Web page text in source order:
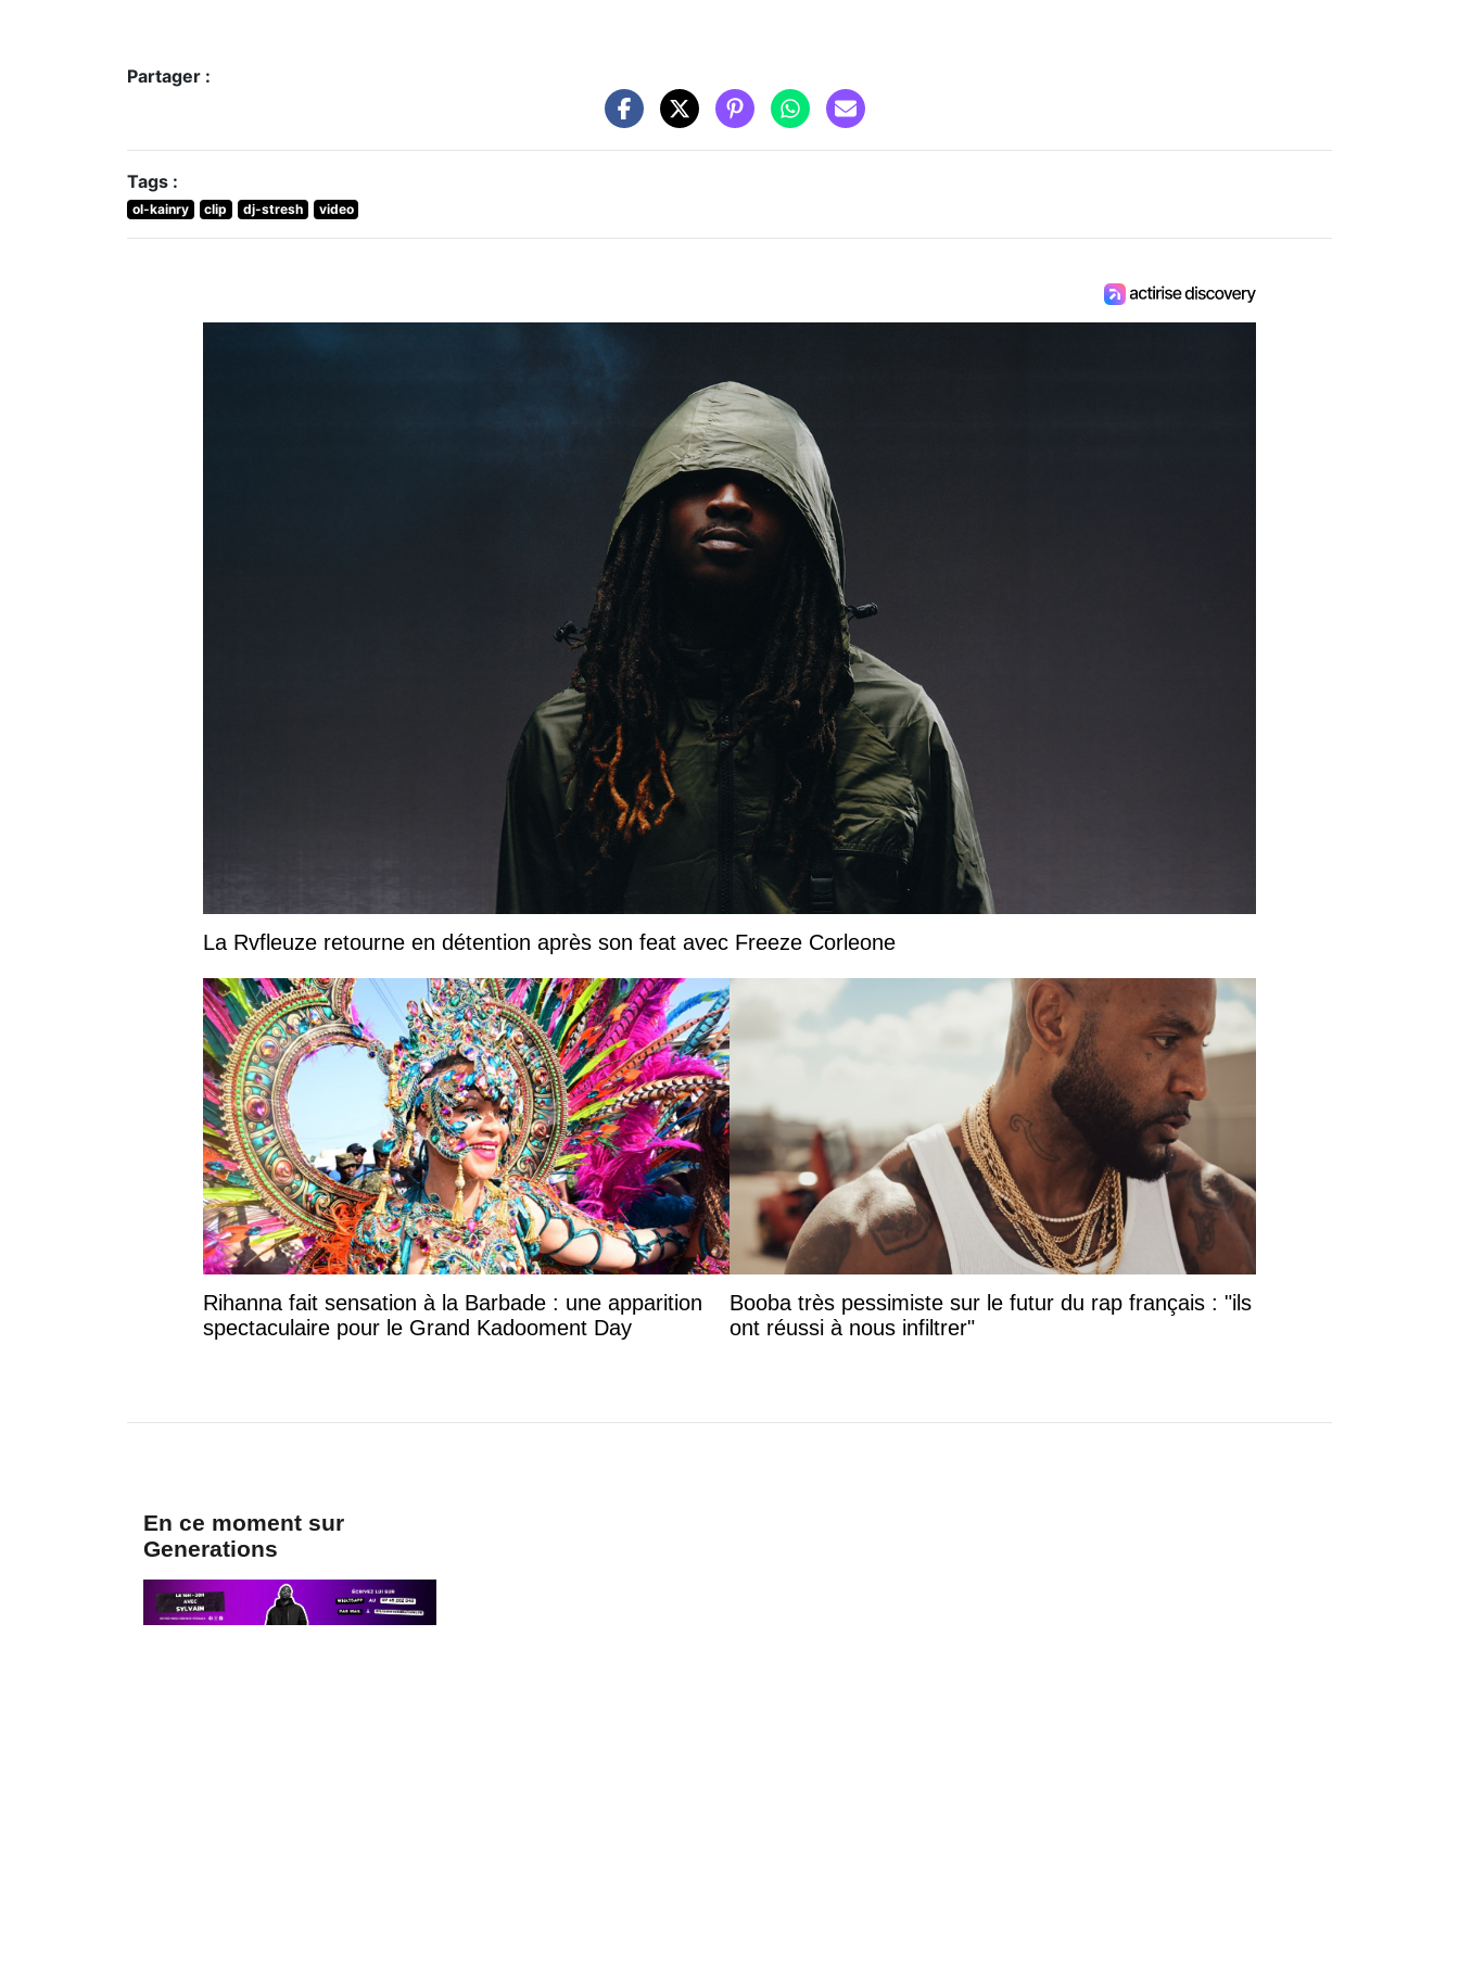
Partager :
Tags :
ol-kainry clip dj-stresh video
La Rvfleuze retourne en détention après son feat avec Freeze Corleone
Rihanna fait sensation à la Barbade : une apparition
spectaculaire pour le Grand Kadooment Day
Booba très pessimiste sur le futur du rap français : "ils
ont réussi à nous infiltrer"
En ce moment sur
Generations